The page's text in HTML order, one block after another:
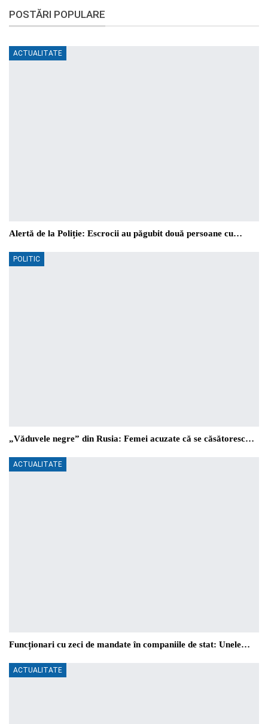
POSTĂRI POPULARE
ACTUALITATE
Alertă de la Poliție: Escrocii au păgubit două persoane cu…
POLITIC
„Văduvele negre” din Rusia: Femei acuzate că se căsătoresc…
ACTUALITATE
Funcționari cu zeci de mandate în companiile de stat: Unele…
ACTUALITATE